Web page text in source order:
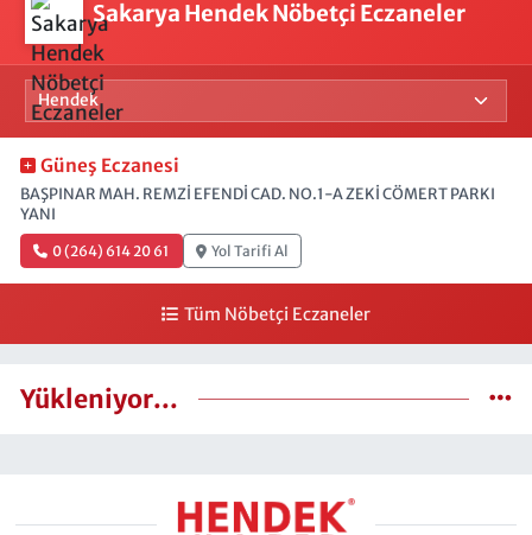
Sakarya Hendek Nöbetçi Eczaneler
Güneş Eczanesi
BAŞPINAR MAH. REMZİ EFENDİ CAD. NO.1-A ZEKİ CÖMERT PARKI
YANI
0 (264) 614 20 61 Yol Tarifi Al
Tüm Nöbetçi Eczaneler
Yükleniyor...